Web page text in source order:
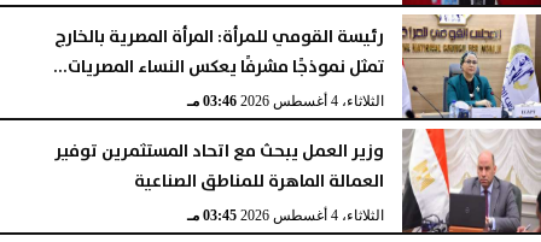
الثلاثاء، 4 أغسطس 2026
رئيسة القومي للمرأة: المرأة المصرية بالخارج
تمثل نموذجًا مشرفًا يعكس النساء المصريات...
الثلاثاء، 4 أغسطس 2026 03:46 مـ
وزير العمل يبحث مع اتحاد المستثمرين توفير
العمالة الماهرة للمناطق الصناعية
الثلاثاء، 4 أغسطس 2026 03:45 مـ